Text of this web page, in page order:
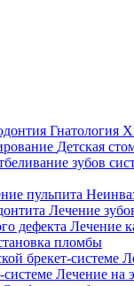
Гнатология
Детская
зубов
пульпита
Лечение
дефекта Лечение
пломбы
брекет-системе
системе Лечение на